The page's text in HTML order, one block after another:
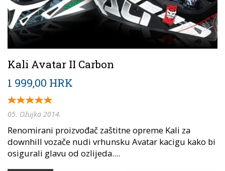
Kali Avatar II Carbon
1 999,00 HRK
05. Ožujka 2014.
Renomirani proizvođač zaštitne opreme Kali za
downhill vozače nudi vrhunsku Avatar kacigu kako bi
osigurali glavu od ozlijeda....